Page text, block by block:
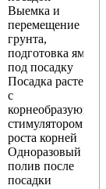
Выемка и
перемещение
грунта,
подготовка ямы
под посадку
Посадка растений
с
корнеобразующим
стимулятором
роста корней
Одноразовый
полив после
посадки